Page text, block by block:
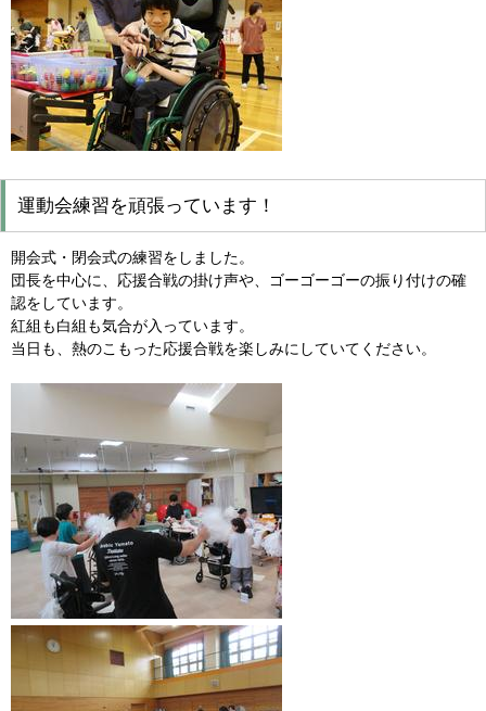
運動会練習を頑張っています！
開会式・閉会式の練習をしました。
団長を中心に、応援合戦の掛け声や、ゴーゴーゴーの振り付けの確
認をしています。
紅組も白組も気合が入っています。
当日も、熱のこもった応援合戦を楽しみにしていてください。